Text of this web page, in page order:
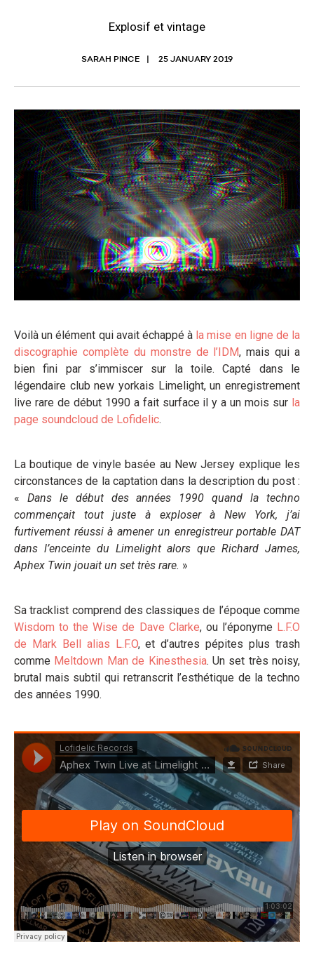
Explosif et vintage
SARAH PINCE 25 JANUARY 2019
Voilà un élément qui avait échappé à la mise en ligne de la
discographie complète du monstre de l’IDM, mais qui a
bien fini par s’immiscer sur la toile. Capté dans le
légendaire club new yorkais Limelight, un enregistrement
live rare de début 1990 a fait surface il y a un mois sur la
page soundcloud de Lofidelic.
La boutique de vinyle basée au New Jersey explique les
circonstances de la captation dans la description du post :
« Dans le début des années 1990 quand la techno
commençait tout juste à exploser à New York, j’ai
furtivement réussi à amener un enregistreur portable DAT
dans l’enceinte du Limelight alors que Richard James,
Aphex Twin jouait un set très rare. »
Sa tracklist comprend des classiques de l’époque comme
Wisdom to the Wise de Dave Clarke, ou l’éponyme L.F.O
de Mark Bell alias L.F.O, et d’autres pépites plus trash
comme Meltdown Man de Kinesthesia. Un set très noisy,
brutal mais subtil qui retranscrit l’esthétique de la techno
des années 1990.